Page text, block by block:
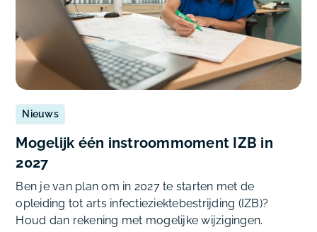
Nieuws
Mogelijk één instroommoment IZB in
2027
Ben je van plan om in 2027 te starten met de
opleiding tot arts infectieziektebestrijding (IZB)?
Houd dan rekening met mogelijke wijzigingen.